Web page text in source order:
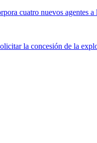
cuatro nuevos agentes
la concesión de la